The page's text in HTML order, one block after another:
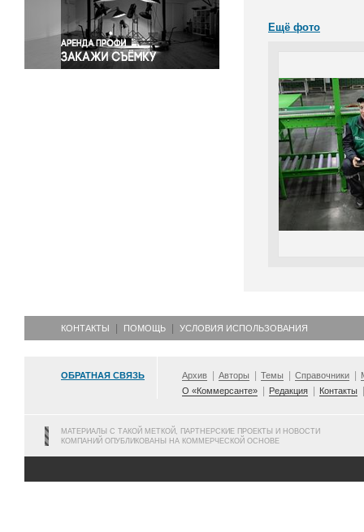
Экология
Экономика и бизнес
Ещё фото
КОНТАКТЫ ПОМОЩЬ УСЛОВИЯ ИСПОЛЬЗОВАНИЯ
ОБРАТНАЯ СВЯЗЬ Архив Авторы Темы Справочники
О «Коммерсанте»
Редакция Контакты
МАТЕРИАЛЫ С ТАКОЙ МЕТКОЙ, ПАРТНЕРСКИЕ ПРОЕКТЫ И НОВОСТИ
КОМПАНИЙ ОПУБЛИКОВАНЫ НА КОММЕРЧЕСКОЙ ОСНОВЕ